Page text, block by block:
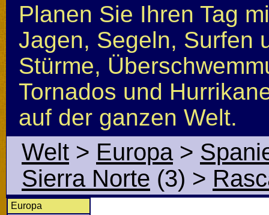
Planen Sie Ihren Tag
Jagen, Segeln, Surfen
Stürme,
Tornados und
auf der ganzen Welt.
Welt > Europa>
Sierra Norte (3) >
Europa